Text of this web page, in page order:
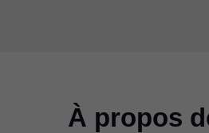
À propos